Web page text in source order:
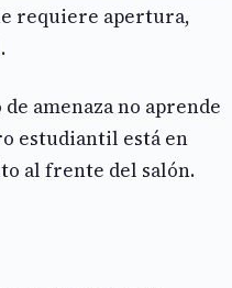
requiere apertura,
amenaza no aprende
estudiantil está en
al frente del salón.